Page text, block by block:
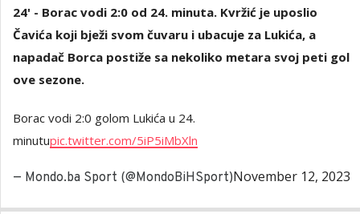
24' - Borac vodi 2:0 od 24. minuta. Kvržić je uposlio
Čavića koji bježi svom čuvaru i ubacuje za Lukića, a
napadač Borca postiže sa nekoliko metara svoj peti gol
ove sezone.
Borac vodi 2:0 golom Lukića u 24.
minutupic.twitter.com/5iP5iMbXln
— Mondo.ba Sport (@MondoBiHSport)November 12, 2023